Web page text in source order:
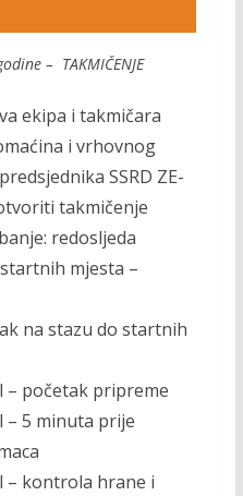
– TAKMIČENJE
ekipa i takmičara
i vrhovnog
SSRD ZE-
takmičenje
redosljeda
mjesta –
na stazu do startnih
– početak pripreme
– 5 minuta prije
– kontrola hrane i